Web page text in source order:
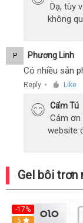
Dạ, tùy
không
P Phương Linh
Có nhiều sản
Reply ● Like
Cẩm Tú
Cảm ơn
website
Gel bôi trơn
-17%
5